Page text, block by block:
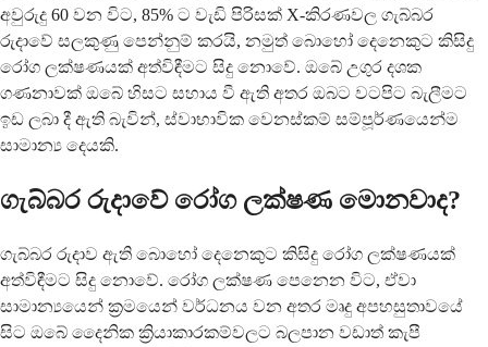
අවුරුදු 60 වන විට, 85% ට වැඩි පිරිසක් X-කිරණවල ගැබ්බර
රුදාවේ සලකුණු පෙන්නුම් කරයි, නමුත් බොහෝ දෙනෙකුට කිසිදු
රෝග ලක්ෂණයක් අත්විඳීමට සිදු නොවේ. ඔබේ උගුර දශක
ගණනාවක් ඔබේ හිසට සහාය වී ඇති අතර ඔබට වටපිට බැලීමට
ඉඩ ලබා දී ඇති බැවින්, ස්වාභාවික වෙනස්කම් සම්පූර්ණයෙන්ම
සාමාන්‍ය දෙයකි.
ගැබ්බර රුදාවේ රෝග ලක්ෂණ මොනවාද?
ගැබ්බර රුදාව ඇති බොහෝ දෙනෙකුට කිසිදු රෝග ලක්ෂණයක්
අත්විඳීමට සිදු නොවේ. රෝග ලක්ෂණ පෙනෙන විට, ඒවා
සාමාන්‍යයෙන් ක්‍රමයෙන් වර්ධනය වන අතර මෘදු අපහසුතාවයේ
සිට ඔබේ දෛනික ක්‍රියාකාරකම්වලට බලපාන වඩාත් කැපී